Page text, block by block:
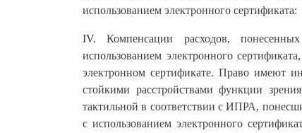
использованием электронного сертификата:
IV.Компенсации расходов,
использованием электронного
электронном сертификате. Право имеют
стойкими расстройствами функции
тактильной в соответствии с ИПРА,
с использованием электронного